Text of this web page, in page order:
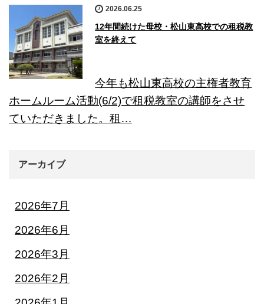
2026.06.25
12年間続けた母校・松山東高校での租税教
室を終えて
今年も松山東高校の主権者教育
ホームルーム活動(6/2)で租税教室の講師をさせ
ていただきました。租…
アーカイブ
2026年7月
2026年6月
2026年3月
2026年2月